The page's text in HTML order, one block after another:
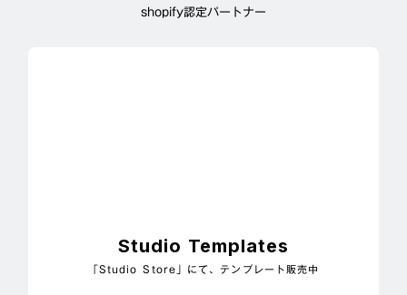
shopify認定パートナー
Studio Templates
「Studio Store」にて、テンプレート販売中